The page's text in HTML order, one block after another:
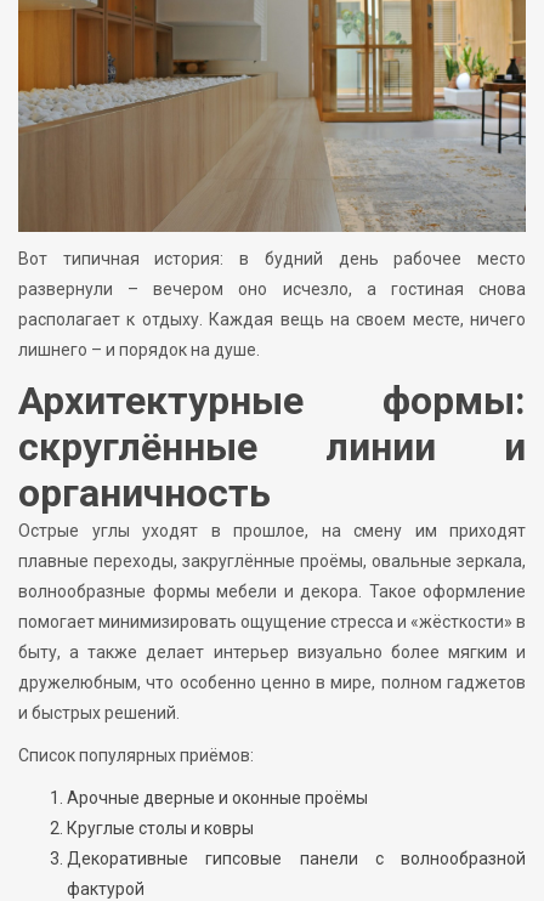
Вот типичная история: в будний день рабочее место
развернули – вечером оно исчезло, а гостиная снова
располагает к отдыху. Каждая вещь на своем месте, ничего
лишнего – и порядок на душе.
Архитектурные формы:
скруглённые линии и
органичность
Острые углы уходят в прошлое, на смену им приходят
плавные переходы, закруглённые проёмы, овальные зеркала,
волнообразные формы мебели и декора. Такое оформление
помогает минимизировать ощущение стресса и «жёсткости» в
быту, а также делает интерьер визуально более мягким и
дружелюбным, что особенно ценно в мире, полном гаджетов
и быстрых решений.
Список популярных приёмов:
Арочные дверные и оконные проёмы
Круглые столы и ковры
Декоративные гипсовые панели с волнообразной
фактурой